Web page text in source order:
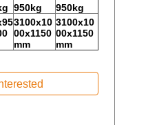
950kg
950kg
3100x10
00x1150
mm
3100x10
00x1150
mm
I am interested